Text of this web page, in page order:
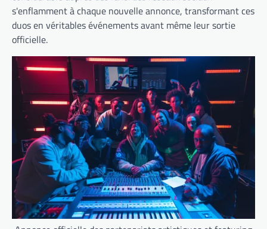
s'enflamment à chaque nouvelle annonce, transformant ces
duos en véritables événements avant même leur sortie
officielle.